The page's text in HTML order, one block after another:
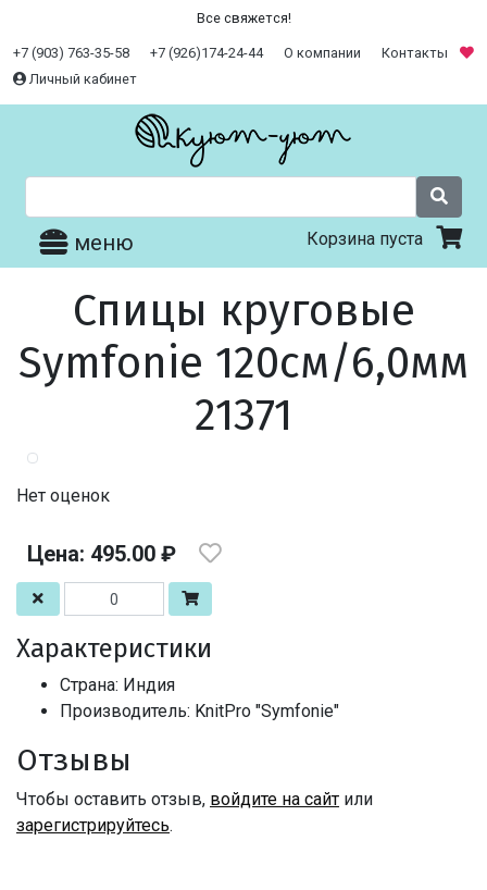
Все свяжется!
+7 (903) 763-35-58 +7 (926)174-24-44 О компании
Контакты
Личный кабинет
меню Корзина пуста
Спицы круговые
Symfonie 120см/6,0мм
21371
Нет оценок
Цена: 495.00 ₽
Характеристики
Страна: Индия
Производитель: KnitPro "Symfonie"
Отзывы
Чтобы оставить отзыв, войдите на сайт или
зарегистрируйтесь.